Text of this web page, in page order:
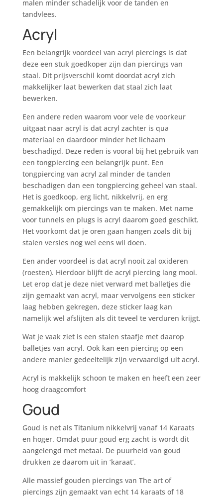
malen minder schadelijk voor de tanden en
tandvlees.
Acryl
Een belangrijk voordeel van acryl piercings is dat
deze een stuk goedkoper zijn dan piercings van
staal. Dit prijsverschil komt doordat acryl zich
makkelijker laat bewerken dat staal zich laat
bewerken.
Een andere reden waarom voor vele de voorkeur
uitgaat naar acryl is dat acryl zachter is qua
materiaal en daardoor minder het lichaam
beschadigd. Deze reden is vooral bij het gebruik van
een tongpiercing een belangrijk punt. Een
tongpiercing van acryl zal minder de tanden
beschadigen dan een tongpiercing geheel van staal.
Het is goedkoop, erg licht, nikkelvrij, en erg
gemakkelijk om piercings van te maken. Met name
voor tunnels en plugs is acryl daarom goed geschikt.
Het voorkomt dat je oren gaan hangen zoals dit bij
stalen versies nog wel eens wil doen.
Een ander voordeel is dat acryl nooit zal oxideren
(roesten). Hierdoor blijft de acryl piercing lang mooi.
Let erop dat je deze niet verward met balletjes die
zijn gemaakt van acryl, maar vervolgens een sticker
laag hebben gekregen, deze sticker laag kan
namelijk wel afslijten als dit teveel te verduren krijgt.
Wat je vaak ziet is een stalen staafje met daarop
balletjes van acryl. Ook kan een piercing op een
andere manier gedeeltelijk zijn vervaardigd uit acryl.
Acryl is makkelijk schoon te maken en heeft een zeer
hoog draagcomfort
Goud
Goud is net als Titanium nikkelvrij vanaf 14 Karaats
en hoger. Omdat puur goud erg zacht is wordt dit
aangelengd met metaal. De puurheid van goud
drukken ze daarom uit in ‘karaat’.
Alle massief gouden piercings van The art of
piercings zijn gemaakt van echt 14 karaats of 18